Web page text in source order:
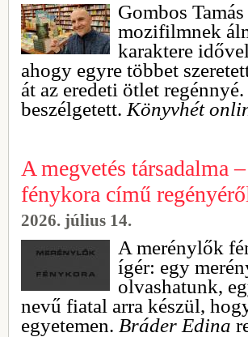
Gombos
mozifilmnek
karaktere
ahogy egyre többet
át az eredeti ötlet regénnyé.
beszélgetett. Könyvhét
A megvetés társadalma
fénykora című
2026. július 14.
A merénylők
ígér: egy
olvashatunk,
nevű fiatal arra készül,
egyetemen. Bráder Edina